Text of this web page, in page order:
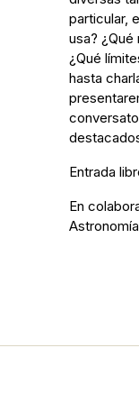
particular,
usa?
¿Qué
hasta
Entrada
En